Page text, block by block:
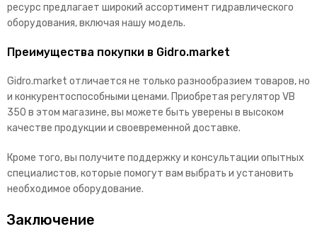
ресурс предлагает широкий ассортимент гидравлического
оборудования, включая нашу модель.
Преимущества покупки в Gidro.market
Gidro.market отличается не только разнообразием товаров, но
и конкурентоспособными ценами. Приобретая регулятор VB
350 в этом магазине, вы можете быть уверены в высоком
качестве продукции и своевременной доставке.
Кроме того, вы получите поддержку и консультации опытных
специалистов, которые помогут вам выбрать и установить
необходимое оборудование.
Заключение